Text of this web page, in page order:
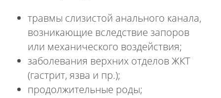
травмы слизистой анального канала,
возникающие вследствие запоров
или механического воздействия;
заболевания верхних отделов ЖКТ
(гастрит, язва и пр.);
продолжительные роды;